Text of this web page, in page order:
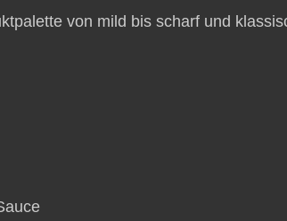
von mild bis scharf und